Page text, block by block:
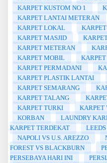
KARPET KUSTOM NO 1
KARPET LANTAI METERAN
KARPET LOKAL
KARPET MASJID
KARPET METERAN
KARPET MOBIL
KARPET PERMADANI
KARPET PLASTIK LANTAI
KARPET SEMARANG
KARPET TALANG
KARPET TURKI
KARPET
KORBAN
LAUNDRY
KARPET TERDEKAT
NAPOLI VS U.S. AREZZO
FOREST VS BLACKBURN
PERSEBAYA HARI INI